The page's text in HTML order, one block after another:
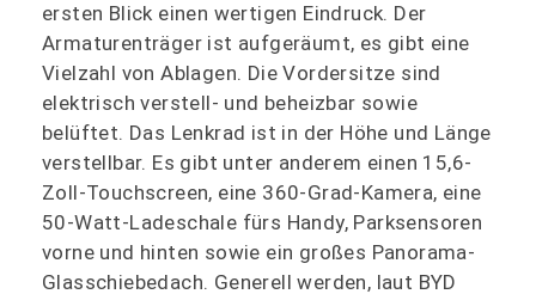
ersten Blick einen wertigen Eindruck. Der
Armaturenträger ist aufgeräumt, es gibt eine
Vielzahl von Ablagen. Die Vordersitze sind
elektrisch verstell- und beheizbar sowie
belüftet. Das Lenkrad ist in der Höhe und Länge
verstellbar. Es gibt unter anderem einen 15,6-
Zoll-Touchscreen, eine 360-Grad-Kamera, eine
50-Watt-Ladeschale fürs Handy, Parksensoren
vorne und hinten sowie ein großes Panorama-
Glasschiebedach. Generell werden, laut BYD